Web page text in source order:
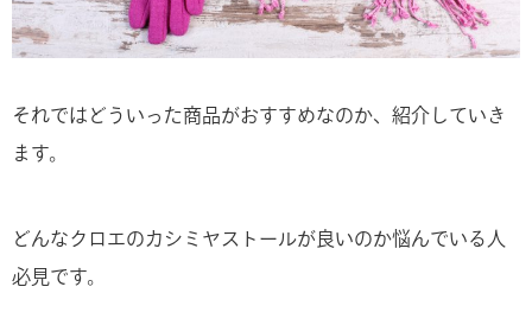
それではどういった商品がおすすめなのか、紹介していき
ます。
どんなクロエのカシミヤストールが良いのか悩んでいる人
必見です。